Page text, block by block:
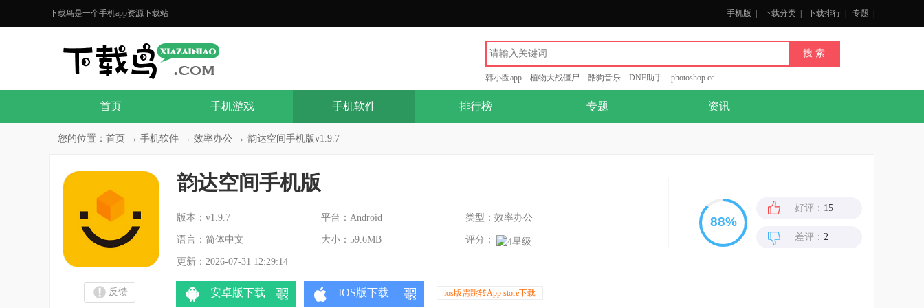
下载鸟是一个手机app资源下载站 手机版 下载分类 下载排行 专题
韩小圈app 植物大战僵尸 酷狗音乐 DNF助手 photoshop cc
首页 手机游戏 手机软件 排行榜 专题 资讯
您的位置： 首页 → 手机软件 → 效率办公 → 韵达空间手机版v1.9.7
韵达空间手机版
版本：v1.9.7 平台：Android 类型：效率办公
语言：简体中文 大小：59.6MB 评分：
更新：2026-07-31 12:29:14
反馈 安卓版下载 IOS版下载 ios版需跳转App store下载
好评： 15
差评： 2